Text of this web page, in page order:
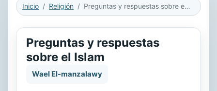
Inicio Religión Preguntas y respuestas sobre el Islam
Preguntas y respuestas
sobre el Islam
Wael El-manzalawy